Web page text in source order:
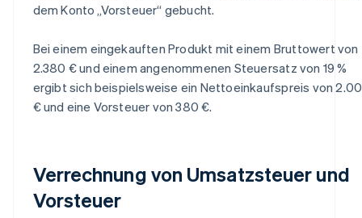
dem Konto „Vorsteuer“ gebucht.
Bei einem eingekauften Produkt mit einem Bruttowert von
2.380 € und einem angenommenen Steuersatz von 19 %
ergibt sich beispielsweise ein Nettoeinkaufspreis von
€ und eine Vorsteuer von 380 €.
Verrechnung von Umsatzsteuer und
Vorsteuer